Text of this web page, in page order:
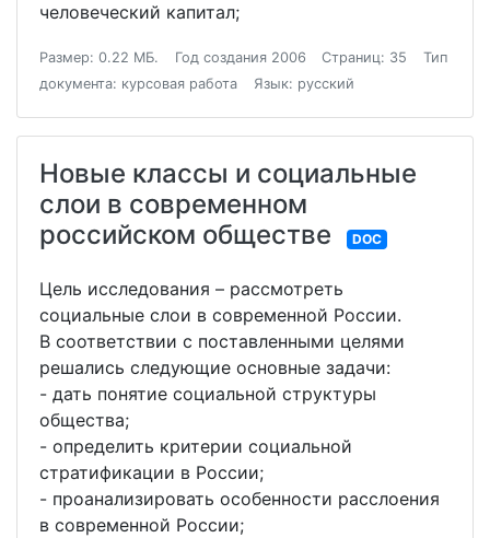
человеческий капитал;
Размер: 0.22 МБ. Год создания 2006 Страниц: 35
Тип
документа: курсовая работа
Язык: русский
Новые классы и социальные
слои в современном
российском обществе
DOC
Цель исследования – рассмотреть
социальные слои в современной России.
В соответствии с поставленными целями
решались следующие основные задачи:
- дать понятие социальной структуры
общества;
- определить критерии социальной
стратификации в России;
- проанализировать особенности расслоения
в современной России;